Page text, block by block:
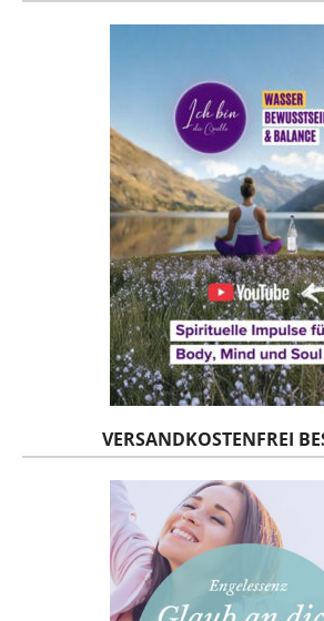
VERSANDKOSTENFREI